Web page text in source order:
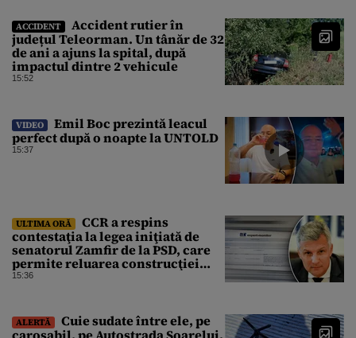
ACCIDENT
Accident rutier în
județul Teleorman. Un tânăr de 32
de ani a ajuns la spital, după
impactul dintre 2 vehicule
15:52
VIDEO
Emil Boc prezintă leacul
perfect după o noapte la UNTOLD
15:37
ULTIMA ORĂ
CCR a respins
contestaţia la legea iniţiată de
senatorul Zamfir de la PSD, care
permite reluarea construcţiei
hidrocentralelor din zonele
15:36
ALERTĂ
Cuie sudate între ele, pe